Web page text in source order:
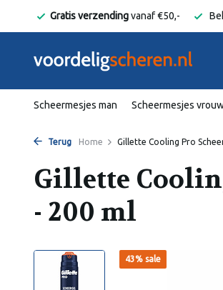
Gratis verzendingvanaf €50,-
Scheermesjes man Scheermesjes
Terug Home Gillette Cooling Pro
Gillette
- 200 ml
43% sale